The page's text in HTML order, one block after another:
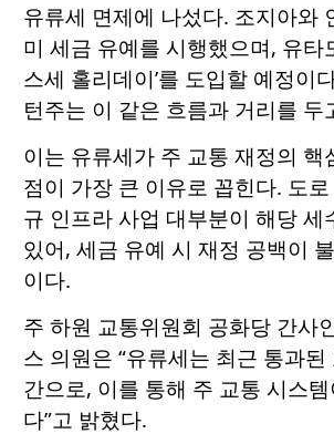
유류세 면제에 나섰다. 조지아와
미 세금 유예를 시행했으며, 유타
스세 홀리데이’를 도입할 예정이
턴주는 이 같은 흐름과 거리를 두
이는 유류세가 주 교통 재정의 핵
점이 가장 큰 이유로 꼽힌다. 도로
규 인프라 사업 대부분이 해당 세
있어, 세금 유예 시 재정 공백이
이다.
주 하원 교통위원회 공화당 간사
스 의원은 “유류세는 최근 통과
간으로, 이를 통해 주 교통 시스
다”고 밝혔다.